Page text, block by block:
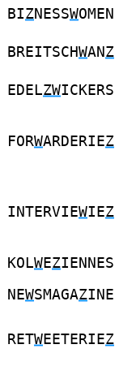
BIZNESSWOMEN
BREITSCHWAN Z
EDELZWICKERS
FORWARDERIEZ
INTERVIEWIEZ
KOLWEZIENNES
NEWSMAGAZINE
RETWEETERIEZ